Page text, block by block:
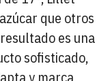
que otros
es una
sofisticado,
y marca